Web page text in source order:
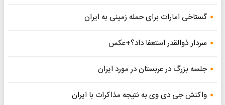
گستاخی امارات برای حمله زمینی به ایران
سردار ذوالقدر استعفا داد؟+عکس
جلسه بزرگ در عربستان در مورد ایران
واکنش جی دی وی به نتیجه مذاکرات با ایران